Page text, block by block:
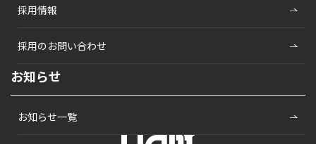
採用情報
採用のお問い合わせ
お知らせ
お知らせ一覧